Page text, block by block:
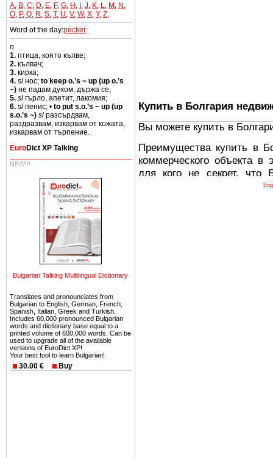
A B C D E F, G H I J K L M N
O P, Q R S T, U V, W, X Y, Z
Word of the day:pecker
n
1. птица, която кълве;
2. кълвач;
3. кирка;
4. sl нос; to keep o.’s ~ up (up o.’s
~) не падам духом, държа се;
5. sl гърло, апетит, лакомия;
6. sl пенис; • to put s.o.’s ~ up (up
s.o.’s ~) sl разсърдвам,
раздразвам, изкарвам от кожата,
изкарвам от търпение.
EuroDict XP Talking
NEW!!!
Bulgarian Talking Multilingual Dictionary
Translates and pronounciates from
Bulgarian to English, German, French,
Spanish, Italian, Greek and Turkish.
Includes 60,000 pronounced Bulgarian
words and dictionary base equal to a
printed volume of 600,000 words. Can be
used to upgrade all of the available
versions of EuroDict XP!
Your best tool to learn Bulgarian!
30.00 € Buy
Купить в Болгария
Вы можете купить в
Преимущества купить в
коммерческого объекта
для кого не секрет, что
древних и прекрасных